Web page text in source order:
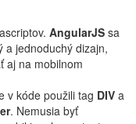
AngularJS sa
a jednoduchý dizajn,
aj na mobilnom
v kóde použili tag DIV a
. Nemusia byť